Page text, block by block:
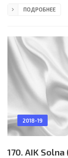
облачность.
Бас ван Донген
(Хаутен,
ПОДРОБНЕЕ
2018-19
170. AIK